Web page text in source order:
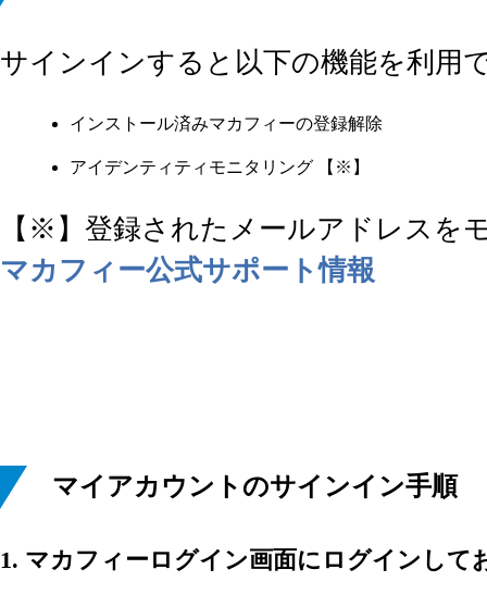
サインインすると以下の機能を利用
インストール済みマカフィーの登録解除
アイデンティティモニタリング 【※】
【※】登録されたメールアドレスを
マカフィー公式サポート情報
マイアカウントのサインイン手順
1. マカフィーログイン画面にログインして